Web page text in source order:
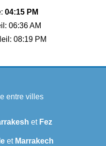
04:15 PM
06:36 AM
08:19 PM
entre villes
et Fez
et Marrakech